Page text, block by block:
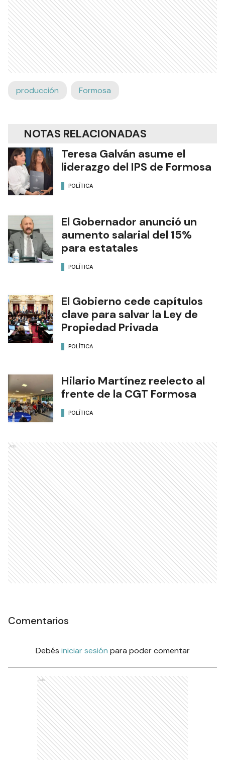
producción Formosa
NOTAS RELACIONADAS
Teresa Galván asume el
liderazgo del IPS de Formosa
POLÍTICA
El Gobernador anunció un
aumento salarial del 15%
para estatales
POLÍTICA
El Gobierno cede capítulos
clave para salvar la Ley de
Propiedad Privada
POLÍTICA
Hilario Martínez reelecto al
frente de la CGT Formosa
POLÍTICA
Ads
Comentarios
Debés iniciar sesión para poder comentar
Ads